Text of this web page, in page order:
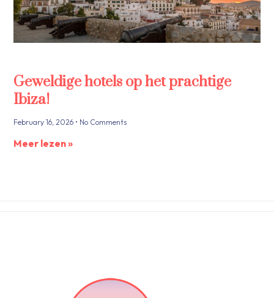
Geweldige hotels op het prachtige
Ibiza!
February 16, 2026 No Comments
Meer lezen »